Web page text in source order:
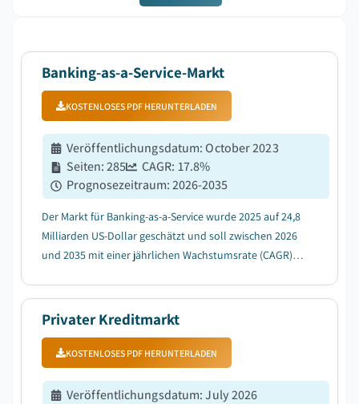
Banking-as-a-Service-Markt
KOSTENLOSES PDF HERUNTERLADEN
Veröffentlichungsdatum:October 2023
Seiten:285 CAGR: 17.8%
Prognosezeitraum:2026-2035
Der Markt für Banking-as-a-Service wurde 2025 auf 24,8
Milliarden US-Dollar geschätzt und soll zwischen 2026
und 2035 mit einer jährlichen Wachstumsrate (CAGR)
finanziellen Sektoren....
Privater Kreditmarkt
KOSTENLOSES PDF HERUNTERLADEN
Veröffentlichungsdatum:July 2026